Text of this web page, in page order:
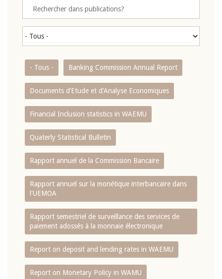
- Tous - Banking Commission Annual Report
Documents d’Etude et d’Analyse Economiques
Financial Inclusion statistics in WAEMU
Quaterly Statistical Bulletin
Rapport annuel de la Commission Bancaire
Rapport annuel sur la monétique interbancaire dans
l'UEMOA
Rapport semestriel de surveillance des services de
paiement adossés à la monnaie électronique
Report on deposit and lending rates in WAEMU
Report on Monetary Policy in WAMU